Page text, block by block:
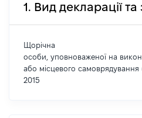
1. Вид декларації та
Щорічна
особи, уповноваженої на
або місцевого самоврядування
2015